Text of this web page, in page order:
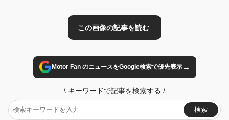
Motor Fan のニュースをGoogle検索で優先表示→
\ キーワードで記事を検索する /
検索